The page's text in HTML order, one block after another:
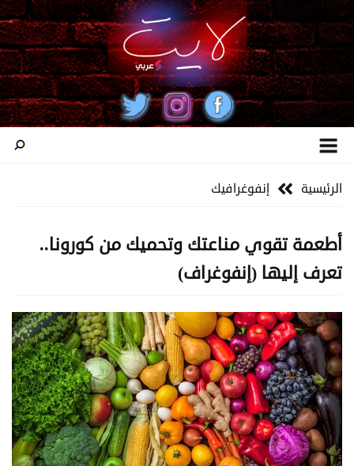
الرئيسية إنفوغرافيك
أطعمة تقوي مناعتك وتحميك من كورونا..
تعرف إليها (إنفوغراف)